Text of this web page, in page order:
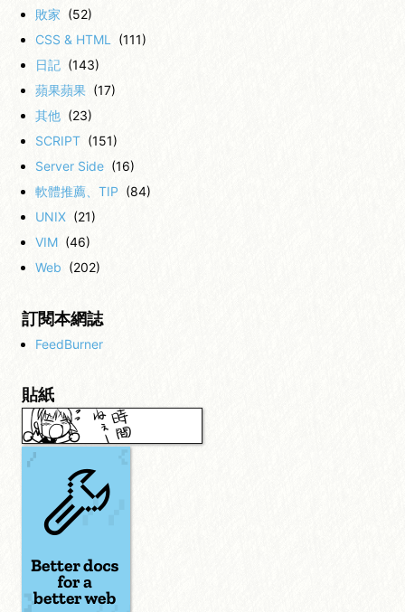
敗家 (52)
CSS & HTML
(111)
日記 (143)
蘋果蘋果 (17)
其他 (23)
SCRIPT (151)
Server Side (16)
軟體推薦、TIP (84)
UNIX (21)
VIM (46)
Web (202)
訂閱本網誌
FeedBurner
貼紙